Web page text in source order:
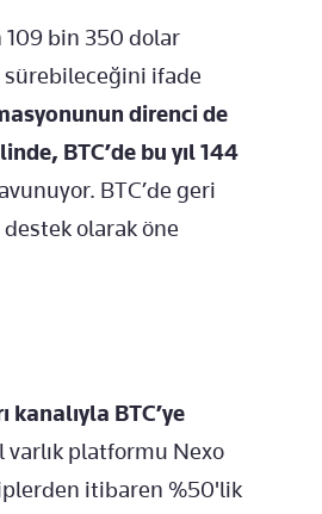
109 bin 350 dolar
sürebileceğini ifade
direnci de
BTC’de bu yıl 144
BTC’de geri
olarak öne
kanalıyla BTC’ye
varlık platformu Nexo
itibaren %50'lik